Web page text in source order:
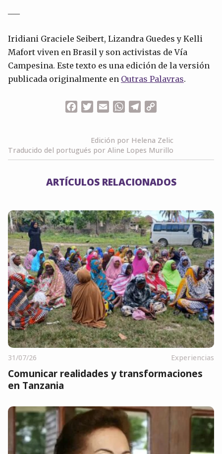
Iridiani Graciele Seibert, Lizandra Guedes y Kelli
Mafort viven en Brasil y son activistas de Vía
Campesina. Este texto es una edición de la versión
publicada originalmente en Outras Palavras.
FacebookTwitterEmailWhatsApp
Telegram
Edición por Helena Zelic
Traducido del portugués por Aline Lopes Murillo
ARTÍCULOS RELACIONADOS
31/07/26 Experiencias
Comunicar realidades y transformaciones
en Tanzania